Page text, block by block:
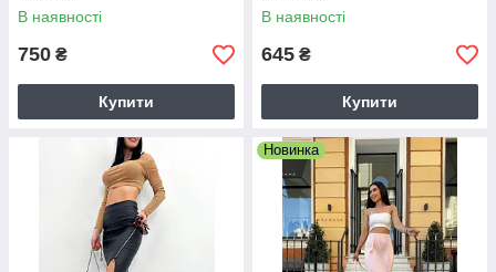
В наявності
750 ₴
Купити
В наявності
645 ₴
Купити
Новинка